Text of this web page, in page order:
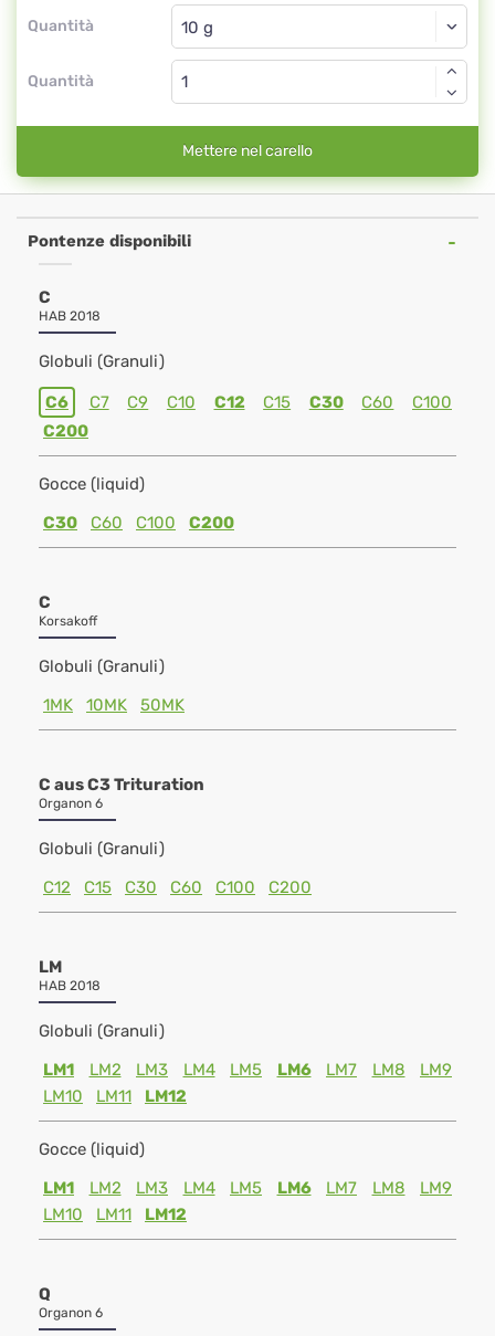
Quantità
Globuli
Quantità
Mettere nel carello
Pontenze disponibili
C
HAB 2018
Globuli (Granuli)
C6 C7 C9 C10 C12 C15 C30 C60
C100
C200
Gocce (liquid)
C30
C60 C100 C200
C
Korsakoff
Globuli (Granuli)
1MK
10MK 50MK
C aus C3 Trituration
Organon 6
Globuli (Granuli)
C12
C15 C30 C60 C100 C200
LM
HAB 2018
Globuli (Granuli)
LM1
LM2 LM3 LM4 LM5 LM6 LM7 LM8
LM9
LM10
LM11 LM12
Gocce (liquid)
LM1
LM2 LM3 LM4 LM5 LM6 LM7 LM8
LM9
LM10
LM11 LM12
Q
Organon 6